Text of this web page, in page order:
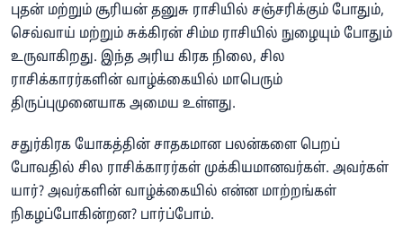
புதன் மற்றும் சூரியன் தனுசு ராசியில் சஞ்சரிக்கும் போதும்,
செவ்வாய் மற்றும் சுக்கிரன் சிம்ம ராசியில் நுழையும் போதும்
உருவாகிறது. இந்த அரிய கிரக நிலை, சில
ராசிக்காரர்களின் வாழ்க்கையில் மாபெரும்
திருப்புமுனையாக அமைய உள்ளது.
சதுர்கிரக யோகத்தின் சாதகமான பலன்களை பெறப்
போவதில் சில ராசிக்காரர்கள் முக்கியமானவர்கள். அவர்கள்
யார்? அவர்களின் வாழ்க்கையில் என்ன மாற்றங்கள்
நிகழப்போகின்றன? பார்ப்போம்.